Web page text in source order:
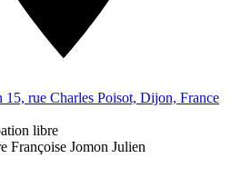
rue Charles Poisot, Dijon, France
libre
Françoise Jomon Julien